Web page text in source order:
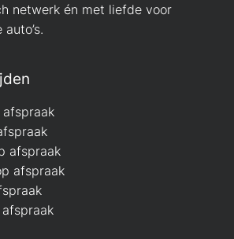
netwerk én met liefde voor
afspraak
afspraak
afspraak